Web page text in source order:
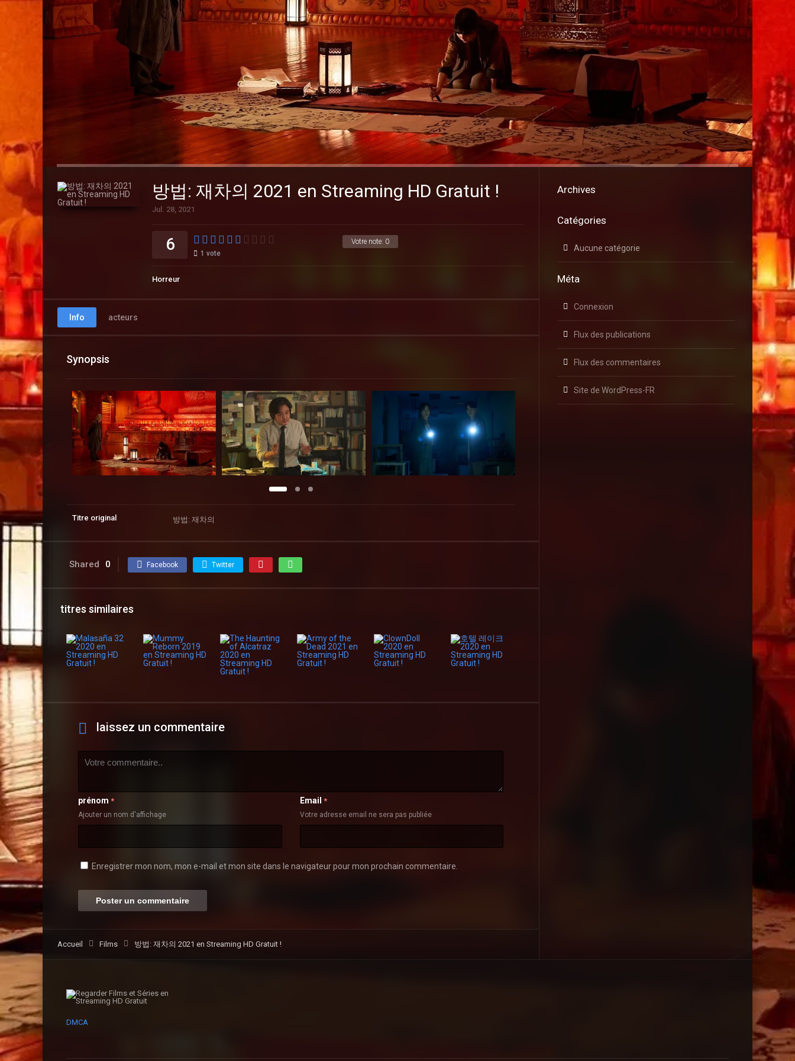
방법: 재차의 2021 en Streaming HD Gratuit !
Jul. 28, 2021
Votre note: 0
6 1 vote
Horreur
Info acteurs
Synopsis
Titre original 방법: 재차의
Shared 0 Facebook Twitter
titres similaires
laissez un commentaire
prénom *
Ajouter un nom d'affichage
Email *
Votre adresse email ne sera pas publiée
Enregistrer mon nom, mon e-mail et mon site dans le navigateur pour mon prochain commentaire.
Accueil Films 방법: 재차의 2021 en Streaming HD Gratuit !
Archives
Catégories
Aucune catégorie
Méta
Connexion
Flux des publications
Flux des commentaires
Site de WordPress-FR
DMCA